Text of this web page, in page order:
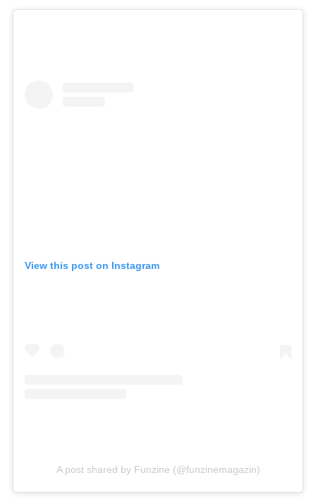
View this post on Instagram
A post shared by Funzine (@funzinemagazin)